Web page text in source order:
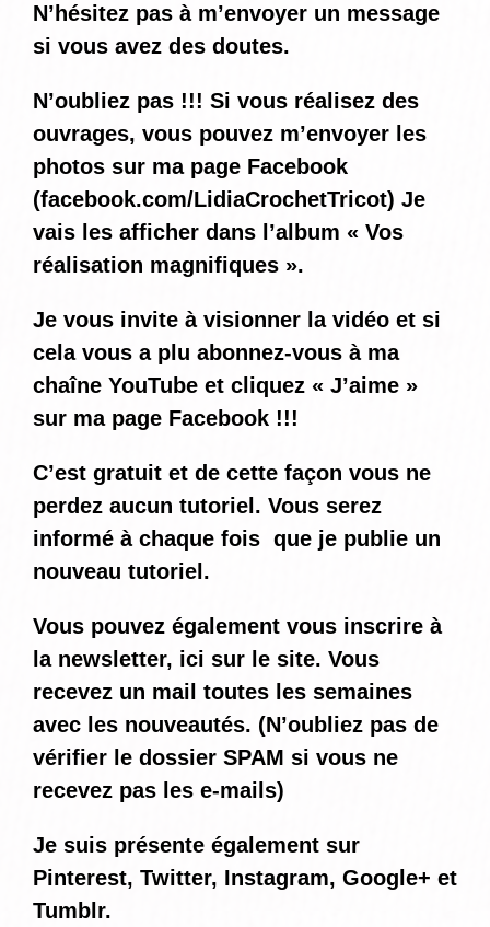
N’hésitez pas à m’envoyer un message
si vous avez des doutes.
N’oubliez pas !!! Si vous réalisez des
ouvrages, vous pouvez m’envoyer les
photos sur ma page Facebook
(facebook.com/LidiaCrochetTricot) Je
vais les afficher dans l’album « Vos
réalisation magnifiques ».
Je vous invite à visionner la vidéo et si
cela vous a plu abonnez-vous à ma
chaîne YouTube et cliquez « J’aime »
sur ma page Facebook !!!
C’est gratuit et de cette façon vous ne
perdez aucun tutoriel. Vous serez
informé à chaque fois que je publie un
nouveau tutoriel.
Vous pouvez également vous inscrire à
la newsletter, ici sur le site. Vous
recevez un mail toutes les semaines
avec les nouveautés. (N’oubliez pas de
vérifier le dossier SPAM si vous ne
recevez pas les e-mails)
Je suis présente également sur
Pinterest, Twitter, Instagram, Google+ et
Tumblr.